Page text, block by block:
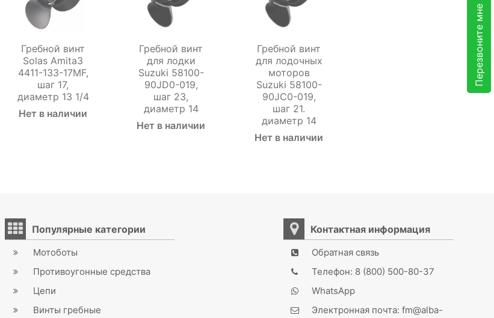
Перезвоните мне
Гребной винт
Solas Amita3
4411-133-17MF,
шаг 17,
диаметр 13 1/4
Нет в наличии
Гребной винт
для лодки
Suzuki 58100-
90JD0-019,
шаг 23,
диаметр 14
Нет в наличии
Гребной винт
для лодочных
моторов
Suzuki 58100-
90JC0-019,
шаг 21.
диаметр 14
Нет в наличии
Популярные категории
Мотоботы
Противоугонные средства
Цепи
Винты гребные
Контактная информация
Обратная связь
Телефон: 8 (800) 500-80-37
WhatsApp
Электронная почта: fm@alba-